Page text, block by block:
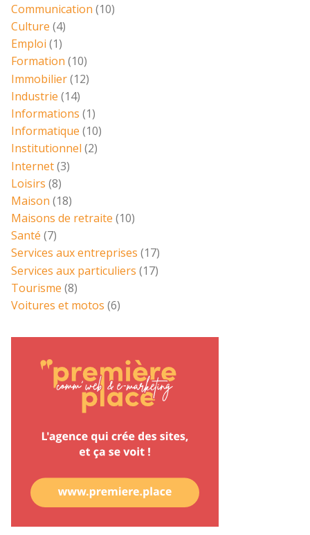
Communication (10)
Culture (4)
Emploi (1)
Formation (10)
Immobilier(12)
Industrie (14)
Informations (1)
Informatique (10)
Institutionnel (2)
Internet(3)
Loisirs (8)
Maison (18)
Maisons de retraite (10)
Santé (7)
Services aux entreprises (17)
Services aux particuliers (17)
Tourisme (8)
Voitures et motos (6)